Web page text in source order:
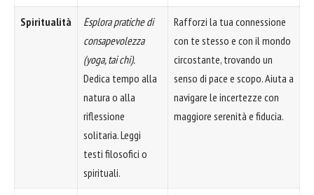
Spiritualità
Esplora pratiche di
consapevolezza
(yoga, tai chi).
Dedica tempo alla
natura o alla
riflessione
solitaria. Leggi
testi filosofici o
spirituali.
Rafforzi la tua connessione
con te stesso e con il mondo
circostante, trovando un
senso di pace e scopo. Aiuta a
navigare le incertezze con
maggiore serenità e fiducia.